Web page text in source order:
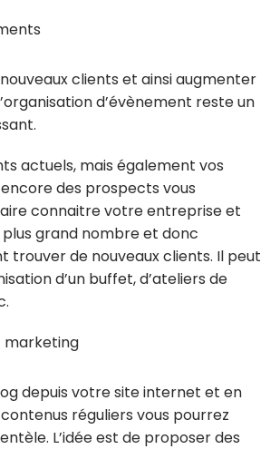
clients et ainsi augmenter
d’évènement reste un
actuels, mais également vos
des prospects vous
connaitre votre entreprise et
plus grand nombre et donc
trouver de nouveaux clients. Il peut
d’un buffet, d’ateliers de
marketing
depuis votre site internet et en
réguliers vous pourrez
L’idée est de proposer des